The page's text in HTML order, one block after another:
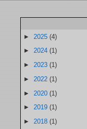
► 2025 (4)
► 2024 (1)
► 2023 (1)
► 2022 (1)
► 2020 (1)
► 2019 (1)
► 2018 (1)